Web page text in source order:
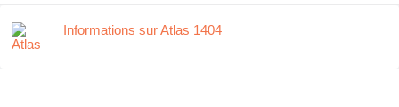
Informations sur Atlas 1404